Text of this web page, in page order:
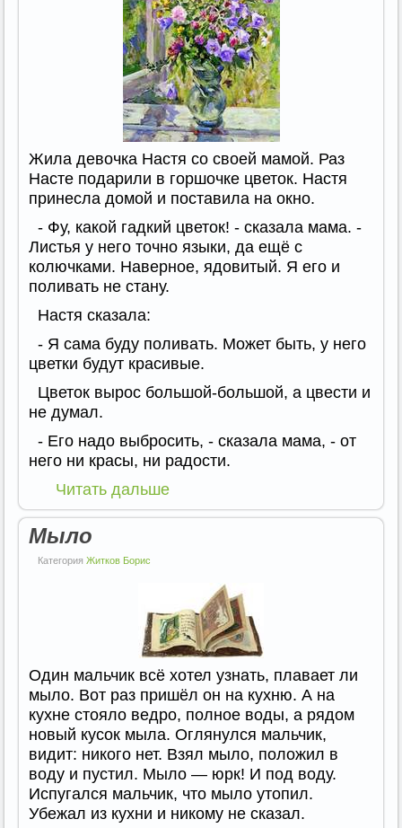
Жила девочка Настя со своей мамой. Раз
Насте подарили в горшочке цветок. Настя
принесла домой и поставила на окно.
- Фу, какой гадкий цветок! - сказала мама. -
Листья у него точно языки, да ещё с
колючками. Наверное, ядовитый. Я его и
поливать не стану.
Настя сказала:
- Я сама буду поливать. Может быть, у него
цветки будут красивые.
Цветок вырос большой-большой, а цвести и
не думал.
- Его надо выбросить, - сказала мама, - от
него ни красы, ни радости.
Читать дальше
Мыло
Категория Житков Борис
Один мальчик всё хотел узнать, плавает ли
мыло. Вот раз пришёл он на кухню. А на
кухне стояло ведро, полное воды, а рядом
новый кусок мыла. Оглянулся мальчик,
видит: никого нет. Взял мыло, положил в
воду и пустил. Мыло — юрк! И под воду.
Испугался мальчик, что мыло утопил.
Убежал из кухни и никому не сказал.